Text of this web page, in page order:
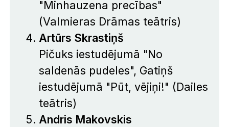
"Minhauzena precības"
(Valmieras Drāmas teātris)
Artūrs Skrastiņš
Pičuks iestudējumā "No
saldenās pudeles", Gatiņš
iestudējumā "Pūt, vējiņi!" (Dailes
teātris)
Andris Makovskis